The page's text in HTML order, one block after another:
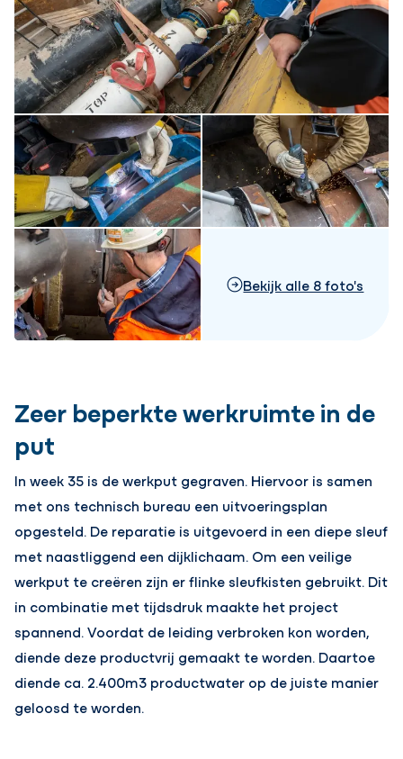
Bekijk alle 8 foto's
Zeer beperkte werkruimte in de
put
In week 35 is de werkput gegraven. Hiervoor is samen
met ons technisch bureau een uitvoeringsplan
opgesteld. De reparatie is uitgevoerd in een diepe sleuf
met naastliggend een dijklichaam. Om een veilige
werkput te creëren zijn er flinke sleufkisten gebruikt. Dit
in combinatie met tijdsdruk maakte het project
spannend. Voordat de leiding verbroken kon worden,
diende deze productvrij gemaakt te worden. Daartoe
diende ca. 2.400m3 productwater op de juiste manier
geloosd te worden.